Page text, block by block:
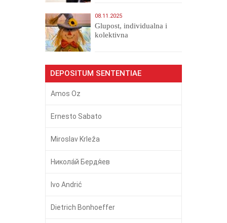
08.11.2025
Glupost, individualna i
kolektivna
DEPOSITUM SENTENTIAE
Amos Oz
Ernesto Sabato
Miroslav Krleža
Никола́й Бердя́ев
Ivo Andrić
Dietrich Bonhoeffer